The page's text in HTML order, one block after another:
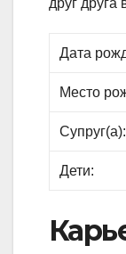
друг друга
Дата
Место
Супруг(а):
Дети: